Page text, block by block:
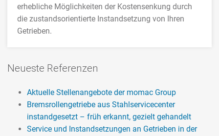
erhebliche Möglichkeiten der Kostensenkung durch
die zustandsorientierte Instandsetzung von Ihren
Getrieben.
Neueste Referenzen
Aktuelle Stellenangebote der momac Group
Bremsrollengetriebe aus Stahlservicecenter
instandgesetzt – früh erkannt, gezielt gehandelt
Service und Instandsetzungen an Getrieben in der